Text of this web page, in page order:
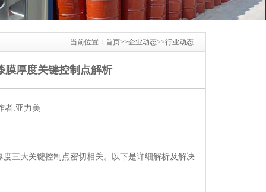
当前位置： 首页>>企业动态>>行业动态
膜厚度关键控制点解析
者:亚力美
三大关键控制点密切相关。以下是详细解析及解决